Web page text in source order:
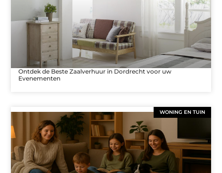
Ontdek de Beste Zaalverhuur in Dordrecht voor uw
Evenementen
WONING EN TUIN